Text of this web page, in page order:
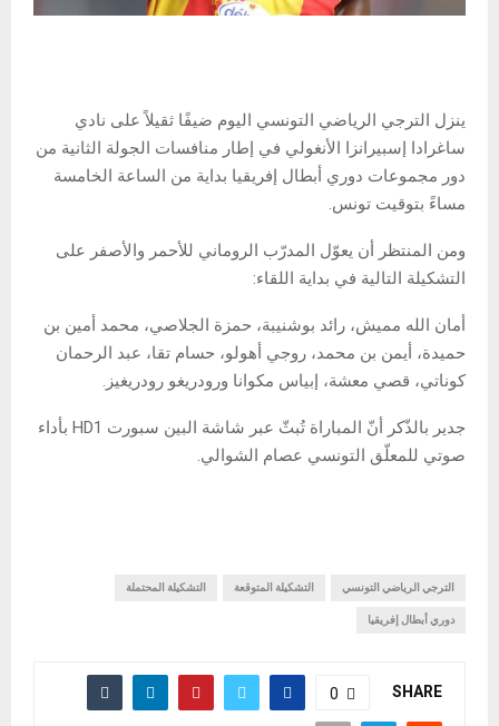
ينزل الترجي الرياضي التونسي اليوم ضيفًا ثقيلاً على نادي
ساغرادا إسبيرانزا الأنغولي في إطار منافسات الجولة الثانية من
دور مجموعات دوري أبطال إفريقيا بداية من الساعة الخامسة
مساءً بتوقيت تونس.
ومن المنتظر أن يعوّل المدرّب الروماني للأحمر والأصفر على
التشكيلة التالية في بداية اللقاء:
أمان الله مميش، رائد بوشنيبة، حمزة الجلاصي، محمد أمين بن
حميدة، أيمن بن محمد، روجي أهولو، حسام تقا، عبد الرحمان
كوناتي، قصي معشة، إبياس مكوانا ورودريغو رودريغيز.
جدير بالذّكر أنّ المباراة تُبثّ عبر شاشة البين سبورت HD1 بأداء
صوتي للمعلّق التونسي عصام الشوالي.
الترجي الرياضي التونسي التشكيلة المتوقعة التشكيلة المحتملة
دوري أبطال إفريقيا
SHARE
0